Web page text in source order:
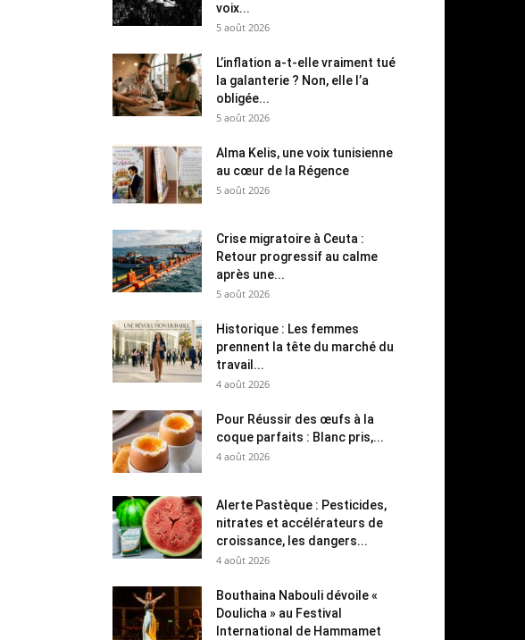
voix...
5 août 2026
L’inflation a-t-elle vraiment tué
la galanterie ? Non, elle l’a
obligée...
5 août 2026
Alma Kelis, une voix tunisienne
au cœur de la Régence
5 août 2026
Crise migratoire à Ceuta :
Retour progressif au calme
après une...
5 août 2026
Historique : Les femmes
prennent la tête du marché du
travail...
4 août 2026
Pour Réussir des œufs à la
coque parfaits : Blanc pris,...
4 août 2026
Alerte Pastèque : Pesticides,
nitrates et accélérateurs de
croissance, les dangers...
4 août 2026
Bouthaina Nabouli dévoile «
Doulicha » au Festival
International de Hammamet